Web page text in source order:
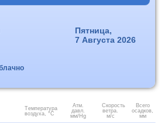
Пятница,
7 Августа 2026
Температура
воздуха, °C
Атм.
давл.
мм/Hg
Скорость
ветра.
м/с
Всего
осадков,
мм